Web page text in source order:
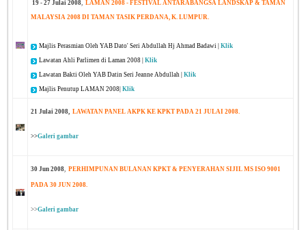
19 - 27 Julai 2008,LAMAN 2008 - FESTIVAL ANTARABANGSA LANDSKAP & TAMAN
MALAYSIA 2008 DI TAMAN TASIK PERDANA, K. LUMPUR.
Majlis Perasmian Oleh YAB Dato' Seri Abdullah Hj Ahmad Badawi |Klik
Lawatan Ahli Parlimen di Laman 2008 |Klik
Lawatan Bakti Oleh YAB Datin Seri Jeanne Abdullah |Klik
Majlis Penutup LAMAN 2008|Klik
21 Julai 2008,LAWATAN PANEL AKPK KE KPKT PADA 21 JULAI 2008.
>>Galeri gambar
30 Jun 2008,PERHIMPUNAN BULANAN KPKT & PENYERAHAN SIJIL MS ISO 9001
PADA 30 JUN 2008.
>>Galeri gambar